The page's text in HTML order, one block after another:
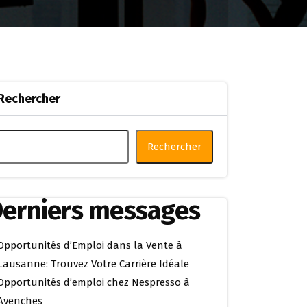
Rechercher
messages
d’Emploi dans la Vente à
Trouvez Votre Carrière Idéale
d’emploi chez Nespresso à